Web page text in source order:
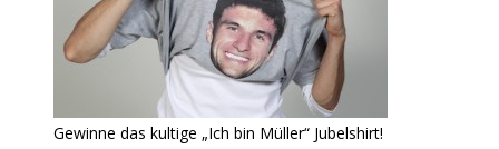
Gewinne das kultige „Ich bin Müller“ Jubelshirt!